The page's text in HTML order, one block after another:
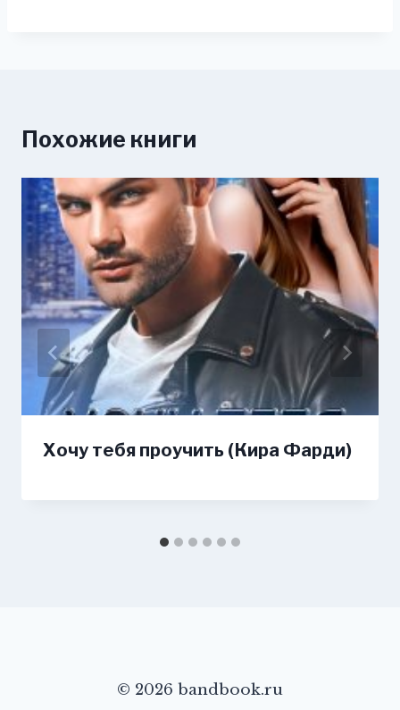
Похожие книги
Хочу тебя проучить (Кира Фарди)
© 2026 bandbook.ru